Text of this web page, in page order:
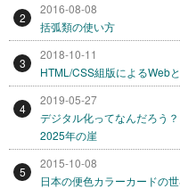
2
2016-08-08
括弧類の使い方
3
2018-10-11
HTML/CSS組版によるWeb
4
2019-05-27
デジタル化ってなんだろう
2025年の崖
5
2015-10-08
日本の便色カラーカードの